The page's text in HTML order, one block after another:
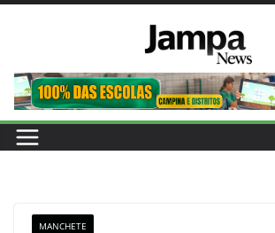
conteúdo
MANCHETE